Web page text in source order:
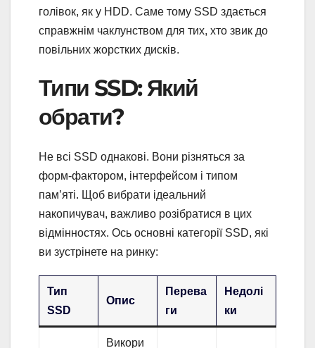
голівок, як у HDD. Саме тому SSD здається
справжнім чаклунством для тих, хто звик до
повільних жорстких дисків.
Типи SSD: Який
обрати?
Не всі SSD однакові. Вони різняться за
форм-фактором, інтерфейсом і типом
пам’яті. Щоб вибрати ідеальний
накопичувач, важливо розібратися в цих
відмінностях. Ось основні категорії SSD, які
ви зустрінете на ринку:
Тип
SSD
Опис
Перева
ги
Недолі
ки
Викори